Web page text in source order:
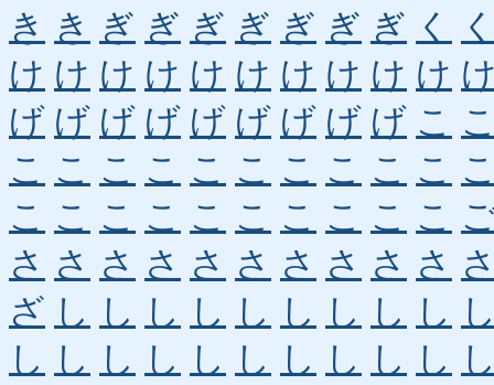
き き ぎ ぎ ぎ ぎ ぎ ぎ ぎ く
け け け け け け け け け け
げ げ げ げ げ げ げ げ げ こ
こ こ こ こ こ こ こ こ こ こ
こ こ こ こ こ こ こ こ こ こ
さ さ さ さ さ さ さ さ さ さ
ざ し し し し し し し し し
し し し し し し し し し し